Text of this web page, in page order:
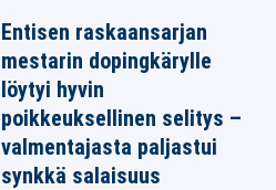
Entisen raskaansarjan
mestarin dopingkärylle
löytyi hyvin
poikkeuksellinen selitys –
valmentajasta paljastui
synkkä salaisuus